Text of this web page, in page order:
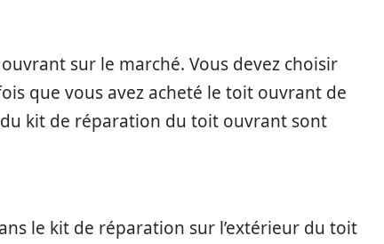
sur le marché. Vous devez choisir
que vous avez acheté le toit ouvrant de
kit de réparation du toit ouvrant sont
le kit de réparation sur l’extérieur du toit